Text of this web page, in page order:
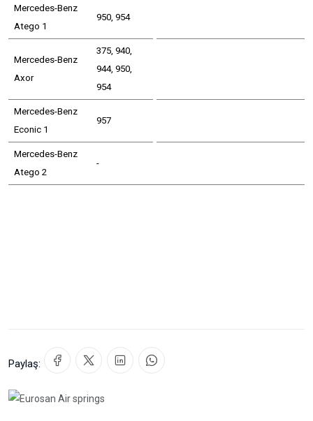
Mercedes-Benz
Atego 1
950, 954
Mercedes-Benz
Axor
375, 940,
944, 950,
954
Mercedes-Benz
Econic 1
957
Mercedes-Benz
Atego 2
-
Paylaş: